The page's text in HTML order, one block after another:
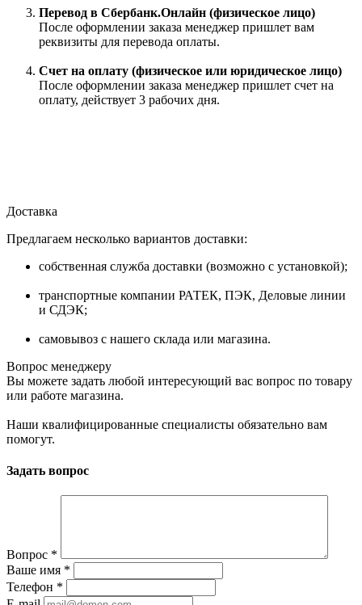
Перевод в Сбербанк.Онлайн (физическое лицо)
После оформлении заказа менеджер пришлет вам
реквизиты для перевода оплаты.
Счет на оплату (физическое или юридическое лицо)
После оформлении заказа менеджер пришлет счет на
оплату, действует 3 рабочих дня.
Доставка
Предлагаем несколько вариантов доставки:
собственная служба доставки (возможно с установкой);
транспортные компании РАТЕК, ПЭК, Деловые линии
и СДЭК;
самовывоз с нашего склада или магазина.
Вопрос менеджеру
Вы можете задать любой интересующий вас вопрос по товару
или работе магазина.
Наши квалифицированные специалисты обязательно вам
помогут.
Задать вопрос
Вопрос *
Ваше имя *
Телефон *